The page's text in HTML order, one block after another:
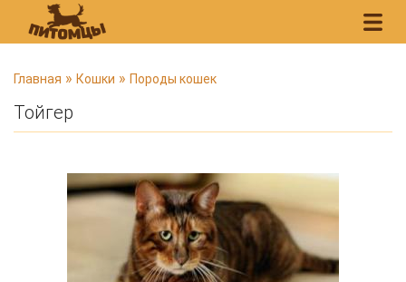
В
ы
з
Главная » Кошки » Породы кошек
Тойгер